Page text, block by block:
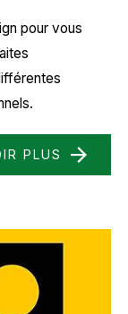
pour vous
PLUS